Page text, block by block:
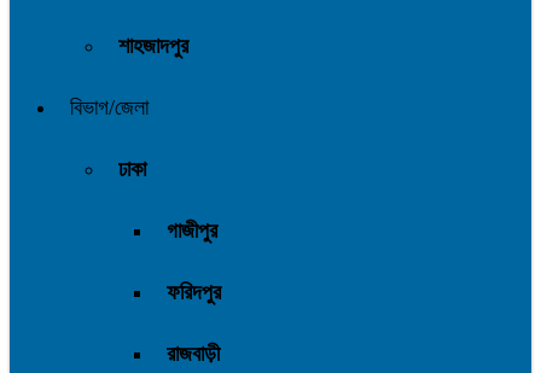
শাহজাদপুর
বিভাগ/জেলা
ঢাকা
গাজীপুর
ফরিদপুর
রাজবাড়ী